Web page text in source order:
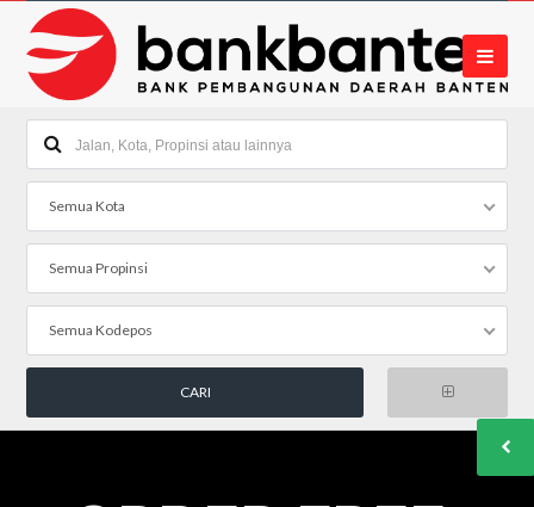
Semua Kota
Semua Propinsi
Semua Kodepos